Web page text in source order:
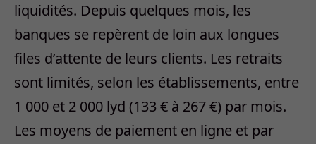
liquidités. Depuis quelques mois, les
banques se repèrent de loin aux longues
files d’attente de leurs clients. Les retraits
sont limités, selon les établissements, entre
1 000 et 2 000 lyd (133 € à 267 €) par mois.
Les moyens de paiement en ligne et par